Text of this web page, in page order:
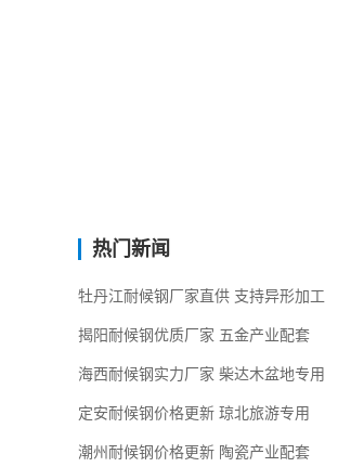
热门新闻
牡丹江耐候钢厂家直供 支持异形加工
揭阳耐候钢优质厂家 五金产业配套
海西耐候钢实力厂家 柴达木盆地专用
定安耐候钢价格更新 琼北旅游专用
潮州耐候钢价格更新 陶瓷产业配套